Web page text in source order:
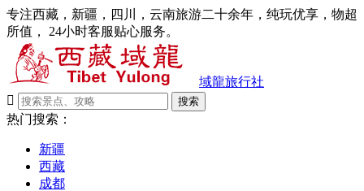
专注西藏，新疆，四川，云南旅游二十余年，纯玩优享，物超
所值， 24小时客服贴心服务。
域龍旅行社

搜索
热门搜索：
新疆
西藏
成都